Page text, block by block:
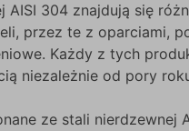
AISI 304 znajdują się
przez te z oparciami,
Każdy z tych
niezależnie od pory
ze stali